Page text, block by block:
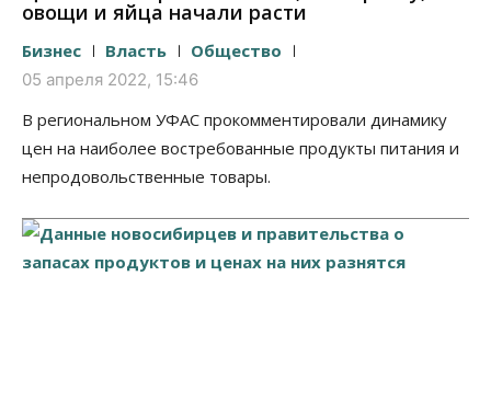
овощи и яйца начали расти
Бизнес Власть Общество
05 апреля 2022, 15:46
В региональном УФАС прокомментировали динамику
цен на наиболее востребованные продукты питания и
непродовольственные товары.